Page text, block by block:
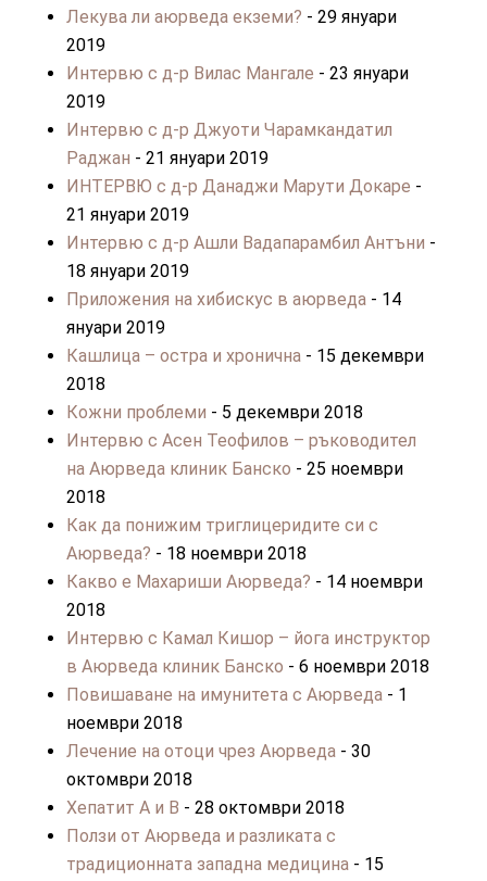
Лекува ли аюрведа екземи? - 29 януари
2019
Интервю с д-р Вилас Мангале - 23 януари
2019
Интервю с д-р Джуоти Чарамкандатил
Раджан - 21 януари 2019
ИНТЕРВЮ с д-р Данаджи Марути Докаре -
21 януари 2019
Интервю с д-р Ашли Вадапарамбил Антъни -
18 януари 2019
Приложения на хибискус в аюрведа- 14
януари 2019
Кашлица – остра и хронична- 15 декември
2018
Кожни проблеми - 5 декември 2018
Интервю с Асен Теофилов – ръководител
на Аюрведа клиник Банско - 25 ноември
2018
Как да понижим триглицеридите си с
Аюрведа? - 18 ноември 2018
Какво е Махариши Аюрведа? - 14 ноември
2018
Интервю с Камал Кишор – йога инструктор
в Аюрведа клиник Банско - 6 ноември 2018
Повишаване на имунитета с Аюрведа- 1
ноември 2018
Лечение на отоци чрез Аюрведа- 30
октомври 2018
Хепатит A и B - 28 октомври 2018
Ползи от Аюрведа и разликата с
традиционната западна медицина- 15